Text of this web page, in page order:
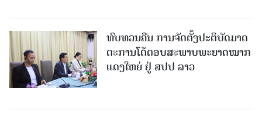
ທົບທວນຄືນ ການຈັດຕັ້ງປະຕິບັດມາດ
ຕະການໂຕ້ຕອບສະພາບພະຍາດໝາກ
ແດງໃຫຍ່ ຢູ່ ສປປ ລາວ